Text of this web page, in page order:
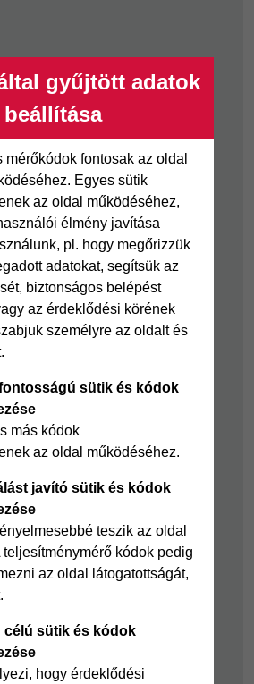
gyűjtött adatok
beállítása
mérőkódok fontosak az oldal
Egyes sütik
az oldal működéséhez,
élmény javítása
pl. hogy megőrizzük
adatokat, segítsük az
biztonságos belépést
az érdeklődési körének
személyre az oldalt és
sütik és kódok
más kódok
az oldal működéséhez.
javító sütik és kódok
teszik az oldal
teljesítménymérő kódok pedig
az oldal látogatottságát,
célú sütik és kódok
hogy érdeklődési
Személyikölcsön
Cofidis személyi
kölcsön
Cofidis Bank
Mindig Kéznél
kölcsön